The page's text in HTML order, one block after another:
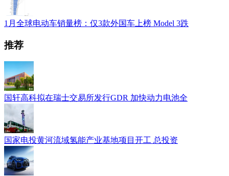
1月全球电动车销量榜：仅3款外国车上榜 Model 3跌
推荐
国轩高科拟在瑞士交易所发行GDR 加快动力电池全
国家电投黄河流域氢能产业基地项目开工 总投资